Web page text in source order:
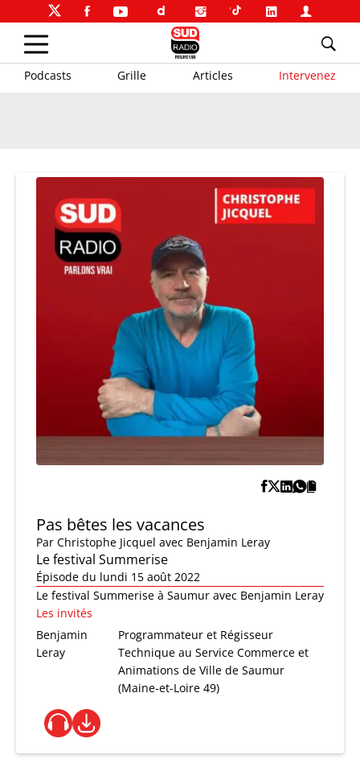
Podcasts Grille Articles Intervenez
Pas bêtes les vacances
Par Christophe Jicquel avec Benjamin Leray
Le festival Summerise
Épisode du lundi 15 août 2022
Le festival Summerise à Saumur avec Benjamin Leray
Les invités
Benjamin
Leray
Programmateur et Régisseur
Technique au Service Commerce et
Animations de Ville de Saumur
(Maine-et-Loire 49)